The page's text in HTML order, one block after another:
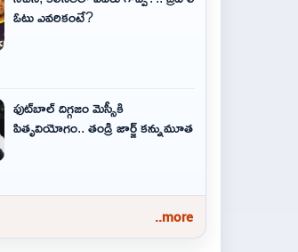
ఓటు ఎవరికంటే?
ఫుట్‌బాల్ దిగ్గజం మెస్సీకి
పితృవియోగం.. తండ్రి జార్జ్ కన్నుమూత
..more